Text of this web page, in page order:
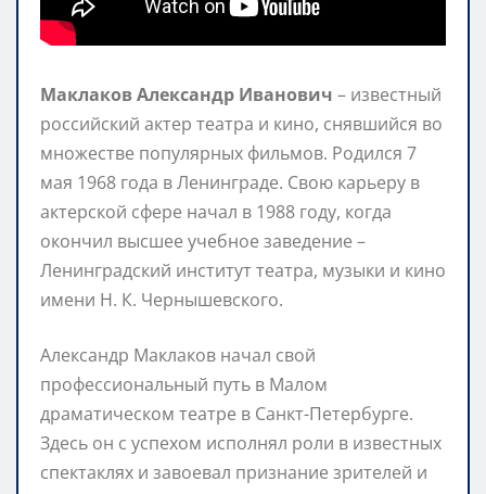
Маклаков Александр Иванович – известный
российский актер театра и кино, снявшийся во
множестве популярных фильмов. Родился 7
мая 1968 года в Ленинграде. Свою карьеру в
актерской сфере начал в 1988 году, когда
окончил высшее учебное заведение –
Ленинградский институт театра, музыки и кино
имени Н. К. Чернышевского.
Александр Маклаков начал свой
профессиональный путь в Малом
драматическом театре в Санкт-Петербурге.
Здесь он с успехом исполнял роли в известных
спектаклях и завоевал признание зрителей и